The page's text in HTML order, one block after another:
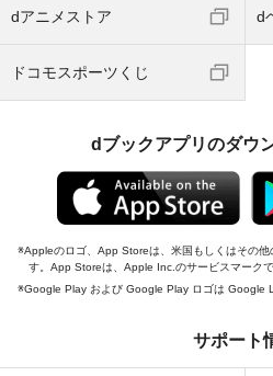
dアニメストア d
ドコモスポーツくじ
dブックアプリのダウ
Appleのロゴ、App Storeは、米国もしくはその
す。App Storeは、Apple Inc.のサービスマークで
Google Play および Google Play ロゴは Google
サポート